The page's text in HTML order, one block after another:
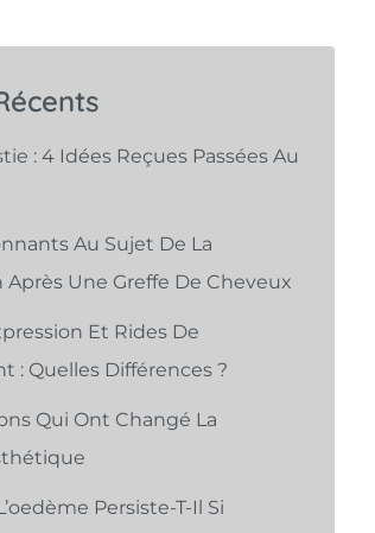
: 4 Idées Reçues Passées Au
Au Sujet De La
Après Une Greffe De Cheveux
Et Rides De
: Quelles Différences ?
Qui Ont Changé La
Persiste-T-Il Si